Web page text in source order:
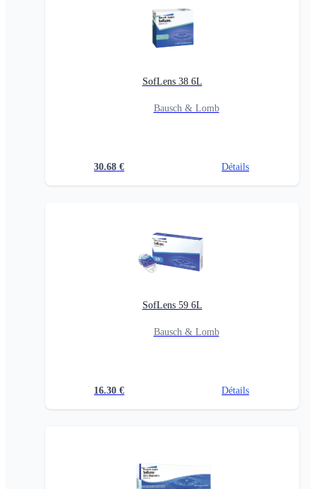
SofLens 38 6L
Bausch & Lomb
30.68 € Détails
SofLens 59 6L
Bausch & Lomb
16.30 € Détails